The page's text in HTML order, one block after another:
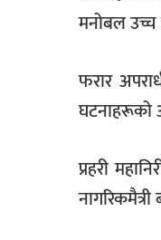
मनोबल उच्च
फरार
घटनाहरूको
प्रहरी